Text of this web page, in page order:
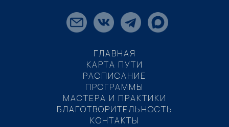
ГЛАВНАЯ
КАРТА ПУТИ
РАСПИСАНИЕ
ПРОГРАММЫ
МАСТЕРА И ПРАКТИКИ
БЛАГОТВОРИТЕЛЬНОСТЬ
КОНТАКТЫ